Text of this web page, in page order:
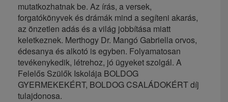
mutatkozhatnak be. Az írás, a versek,
forgatókönyvek és drámák mind a segíteni akarás,
az önzetlen adás és a világ jobbítása miatt
keletkeznek. Merthogy Dr. Mangó Gabriella orvos,
édesanya és alkotó is egyben. Folyamatosan
tevékenykedik, létrehoz, jó ügyeket szolgál. A
Felelős Szülők Iskolája BOLDOG
GYERMEKEKÉRT, BOLDOG CSALÁDOKÉRT díj
tulajdonosa.